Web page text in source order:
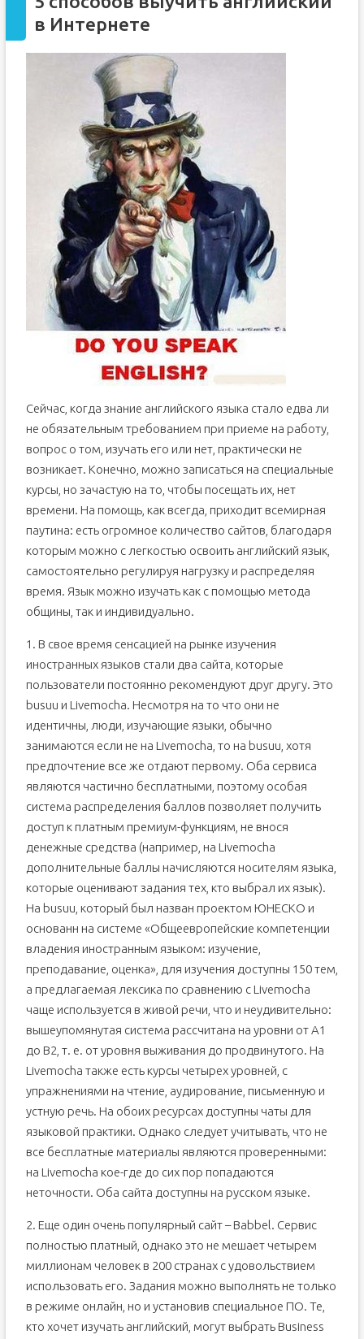
в Интернете
Сейчас, когда знание английского языка стало едва ли
не обязательным требованием при приеме на работу,
вопрос о том, изучать его или нет, практически не
возникает. Конечно, можно записаться на специальные
курсы, но зачастую на то, чтобы посещать их, нет
времени. На помощь, как всегда, приходит всемирная
паутина: есть огромное количество сайтов, благодаря
которым можно с легкостью освоить английский язык,
самостоятельно регулируя нагрузку и распределяя
время. Язык можно изучать как с помощью метода
общины, так и индивидуально.
1. В свое время сенсацией на рынке изучения
иностранных языков стали два сайта, которые
пользователи постоянно рекомендуют друг другу. Это
busuu и Livemocha. Несмотря на то что они не
идентичны, люди, изучающие языки, обычно
занимаются если не на Livemocha, то на busuu, хотя
предпочтение все же отдают первому. Оба сервиса
являются частично бесплатными, поэтому особая
система распределения баллов позволяет получить
доступ к платным премиум-функциям, не внося
денежные средства (например, на Livemocha
дополнительные баллы начисляются носителям языка,
которые оценивают задания тех, кто выбрал их язык).
На busuu, который был назван проектом ЮНЕСКО и
основанн на системе «Общеевропейские компетенции
владения иностранным языком: изучение,
преподавание, оценка», для изучения доступны 150 тем,
а предлагаемая лексика по сравнению с Livemocha
чаще используется в живой речи, что и неудивительно:
вышеупомянутая система рассчитана на уровни от A1
до B2, т. е. от уровня выживания до продвинутого. На
Livemocha также есть курсы четырех уровней, с
упражнениями на чтение, аудирование, письменную и
устную речь. На обоих ресурсах доступны чаты для
языковой практики. Однако следует учитывать, что не
все бесплатные материалы являются проверенными:
на Livemocha кое-где до сих пор попадаются
неточности. Оба сайта доступны на русском языке.
2. Еще один очень популярный сайт – Babbel. Сервис
полностью платный, однако это не мешает четырем
миллионам человек в 200 странах с удовольствием
использовать его. Задания можно выполнять не только
в режиме онлайн, но и установив специальное ПО. Те,
кто хочет изучать английский, могут выбрать Business